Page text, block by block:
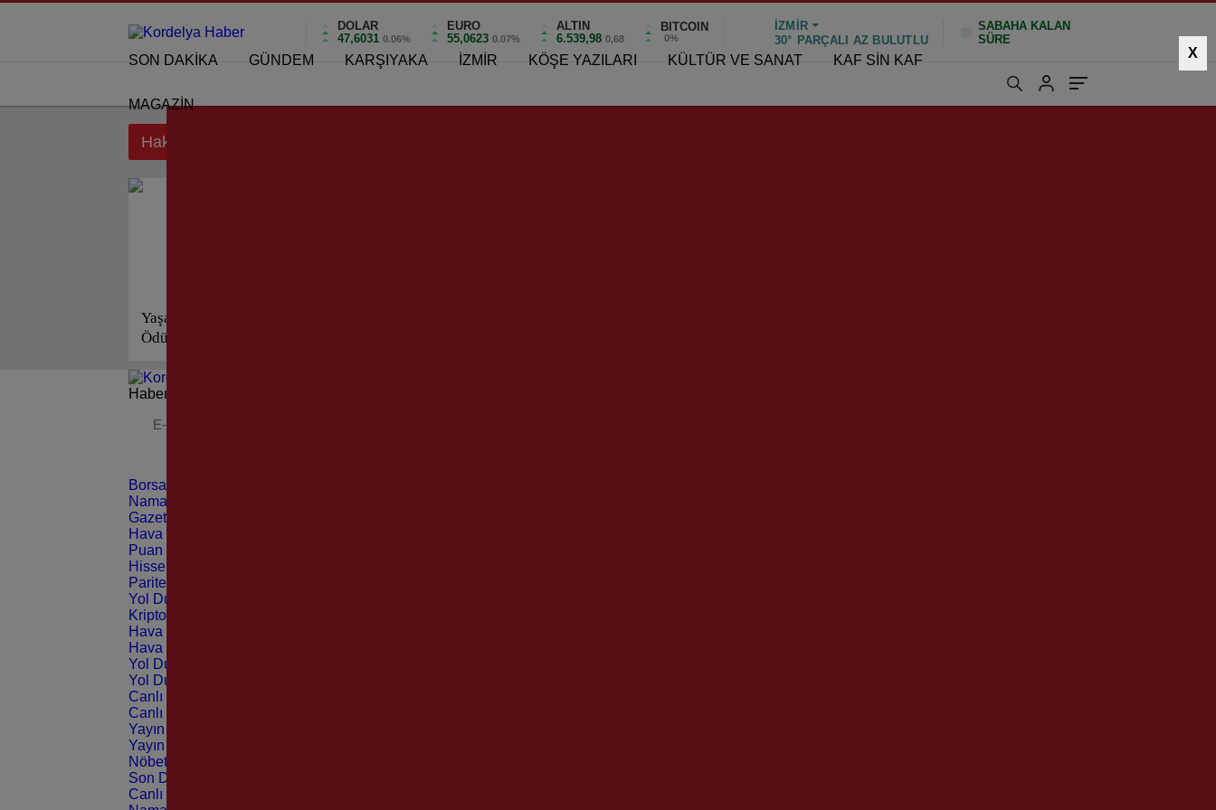
DOLAR
47,6031 0.06%
EURO
55,0623 0.07%
ALTIN
6.539,98 0,68
BITCOIN
0%
İZMIR
30° PARÇALI AZ BULUTLU
SABAHA KALAN
SÜRE
SON DAKİKA GÜNDEM KARŞIYAKA İZMİR KÖŞE YAZILARI KÜLTÜR VE SANAT KAF SİN KAF
MAGAZİN
X
Hakan Tartan etiketi için sonuçlar
Yaşar Aksoy; İzmir Vefa
Ödüllerini Alanları Açıkladı!
Haberleri güncel olarak e-postanızdan takip edebilirsiniz !
Borsa
Namaz Vakitleri
Gazeteler
Hava Durumu
Puan Durumu
Hisseler
Pariteler
Yol Durumu
Kripto Paralar
Hava Durumu Light
Hava Durumu Dark
Yol Durumu Light
Yol Durumu Dark
Canlı Tv Light
Canlı Tv Dark
Yayın Akışları Light
Yayın Akışları Dark
Nöbetçi Eczaneler
Son Dakika
Canlı Borsa